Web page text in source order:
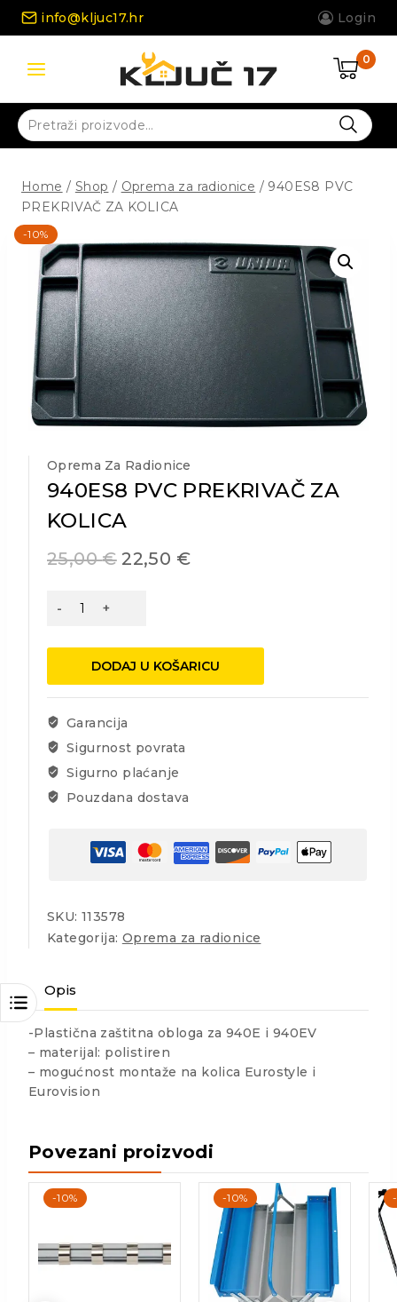
Skip
info@kljuc17.hr Login
0
Pretraži:
Home / Shop / Oprema za radionice / 940ES8 PVC
PREKRIVAČ ZA KOLICA
-10%
Oprema Za Radionice
940ES8 PVC PREKRIVAČ ZA
KOLICA
25,00€ 22,50 €
količina
DODAJ U KOŠARICU
Garancija
Sigurnost povrata
Sigurno plaćanje
Pouzdana dostava
SKU: 113578
Kategorija: Oprema za radionice
Opis
-Plastična zaštitna obloga za 940E i 940EV
– materijal: polistiren
– mogućnost montaže na kolica Eurostyle i
Eurovision
Povezani proizvodi
-10% -10%